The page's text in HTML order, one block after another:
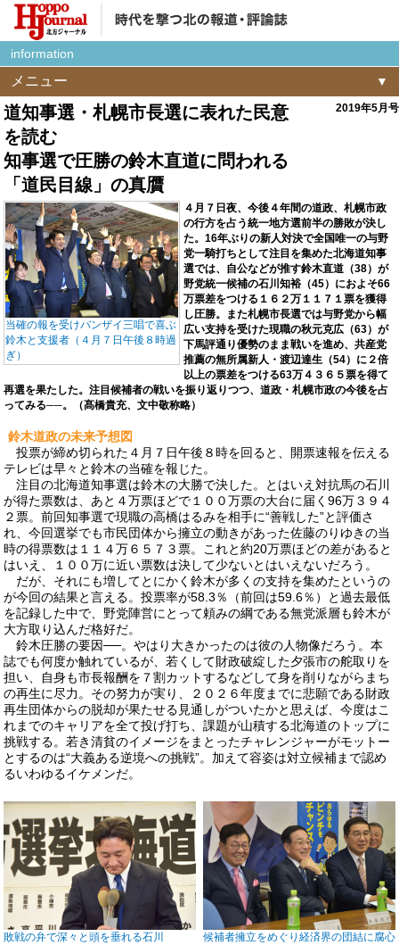
information
メニュー
道知事選・札幌市長選に表れた民意
を読む
知事選で圧勝の鈴木直道に問われる
「道民目線」の真贋
2019年5月号
当確の報を受けバンザイ三唱で喜ぶ
鈴木と支援者（４月７日午後８時過
ぎ）
４月７日夜、今後４年間の道政、札幌市政
の行方を占う統一地方選前半の勝敗が決し
た。16年ぶりの新人対決で全国唯一の与野
党一騎打ちとして注目を集めた北海道知事
選では、自公などが推す鈴木直道（38）が
野党統一候補の石川知裕（45）におよそ66
万票差をつける１６２万１１７１票を獲得
し圧勝。また札幌市長選では与野党から幅
広い支持を受けた現職の秋元克広（63）が
下馬評通り優勢のまま戦いを進め、共産党
推薦の無所属新人・渡辺達生（54）に２倍
以上の票差をつける63万４３６５票を得て
再選を果たした。注目候補者の戦いを振り返りつつ、道政・札幌市政の今後を占
ってみる──。（髙橋貴充、文中敬称略）
鈴木道政の未来予想図
投票が締め切られた４月７日午後８時を回ると、開票速報を伝える
テレビは早々と鈴木の当確を報じた。
注目の北海道知事選は鈴木の大勝で決した。とはいえ対抗馬の石川
が得た票数は、あと４万票ほどで１００万票の大台に届く96万３９４
２票。前回知事選で現職の高橋はるみを相手に“善戦した”と評価さ
れ、今回選挙でも市民団体から擁立の動きがあった佐藤のりゆきの当
時の得票数は１１４万６５７３票。これと約20万票ほどの差があると
はいえ、１００万に近い票数は決して少ないとはいえないだろう。
だが、それにも増してとにかく鈴木が多くの支持を集めたというの
が今回の結果と言える。投票率が58.3％（前回は59.6％）と過去最低
を記録した中で、野党陣営にとって頼みの綱である無党派層も鈴木が
大方取り込んだ格好だ。
鈴木圧勝の要因──。やはり大きかったのは彼の人物像だろう。本
誌でも何度か触れているが、若くして財政破綻した夕張市の舵取りを
担い、自身も市長報酬を７割カットするなどして身を削りながらまち
の再生に尽力。その努力が実り、２０２６年度までに悲願である財政
再生団体からの脱却が果たせる見通しがついたかと思えば、今度はこ
れまでのキャリアを全て投げ打ち、課題が山積する北海道のトップに
挑戦する。若き清貧のイメージをまとったチャレンジャーがモットー
とするのは“大義ある逆境への挑戦”。加えて容姿は対立候補まで認め
るいわゆるイケメンだ。
敗戦の弁で深々と頭を垂れる石川
候補者擁立をめぐり経済界の団結に腐心